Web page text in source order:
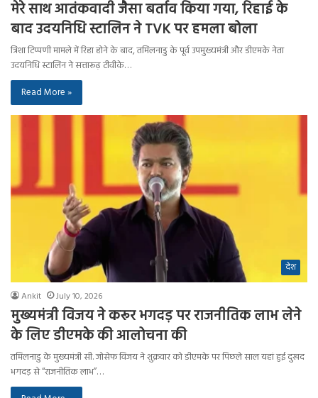
मेरे साथ आतंकवादी जैसा बर्ताव किया गया, रिहाई के
बाद उदयनिधि स्टालिन ने TVK पर हमला बोला
त्रिशा टिप्पणी मामले में रिहा होने के बाद, तमिलनाडु के पूर्व उपमुख्यमंत्री और डीएमके नेता
उदयनिधि स्टालिन ने सत्तारूढ़ टीवीके…
Read More »
देश
Ankit July 10, 2026
मुख्यमंत्री विजय ने करूर भगदड़ पर राजनीतिक लाभ लेने
के लिए डीएमके की आलोचना की
तमिलनाडु के मुख्यमंत्री सी. जोसेफ विजय ने शुक्रवार को डीएमके पर पिछले साल यहां हुई दुखद
भगदड़ से “राजनीतिक लाभ”…